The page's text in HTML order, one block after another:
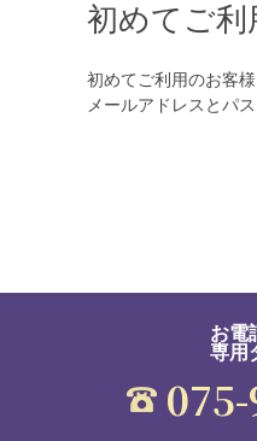
初めてご利
初めてご利用のお客
メールアドレスとパ
お電
専用
075-